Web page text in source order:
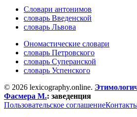
Словари антонимов
словарь Введенской
словарь Львова
Ономастические словари
словарь Петровского
словарь Суперанской
словарь Успенского
© 2026 lexicography.online.
Фасмера М.: заведенция
Пользовательское соглашение